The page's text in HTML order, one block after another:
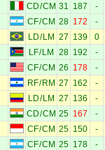
CD/CM 31 187 -
CF/CM 28 172 -
LD/ LM 27 139 0
LF/ LM 28 192 -
CF/CM 26 178 -
RF/ RM 27 162 -
LD/ LM 27 136 -
CD/CM 25 167 -
CF/CM 25 150 -
CF/CM 25 178 -